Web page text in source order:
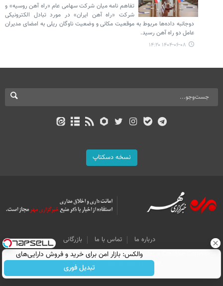
تفاهم نامه میان شرکت سهامی عام «راه آهن روسیه» و
شرکت «راه آهن ایران» در مورد تبادل الکترونیکی
دوجانبه داده‌ها مربوط به موقعیت مکانی و وضعیت ناوگان ریلی به امضای مدیران
عامل دو راه آهن رسید.
۱۴۰۴-۰۶-۰۸ ۱۴:۲۰
نسخه دسکتاپ
درباره ما تماس با ما
بازرگانی
All Content by Mehr News Agency is licensed under a Creative Commons
Attribution 4.0 International License.
والکس: بازار امن برای خرید و فروش دارایی‌های
دیجیتال
تبدیل فوری